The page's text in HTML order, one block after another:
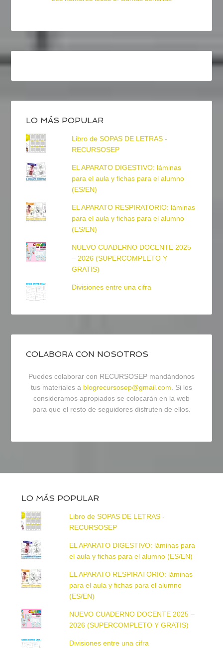
LO MÁS POPULAR
Libro de SOPAS DE LETRAS -
RECURSOSEP
EL APARATO DIGESTIVO: láminas
para el aula y fichas para el alumno
(ES/EN)
EL APARATO RESPIRATORIO: láminas
para el aula y fichas para el alumno
(ES/EN)
NUEVO CUADERNO DOCENTE 2025
– 2026 (SUPERCOMPLETO Y
GRATIS)
Divisiones entre una cifra
COLABORA CON NOSOTROS
Puedes colaborar con RECURSOSEP mandándonos
tus materiales a blogrecursosep@gmail.com. Si los
consideramos apropiados se colocarán en la web
para que el resto de seguidores disfruten de ellos.
LO MÁS POPULAR
Libro de SOPAS DE LETRAS -
RECURSOSEP
EL APARATO DIGESTIVO: láminas para
el aula y fichas para el alumno (ES/EN)
EL APARATO RESPIRATORIO: láminas
para el aula y fichas para el alumno
(ES/EN)
NUEVO CUADERNO DOCENTE 2025 –
2026 (SUPERCOMPLETO Y GRATIS)
Divisiones entre una cifra